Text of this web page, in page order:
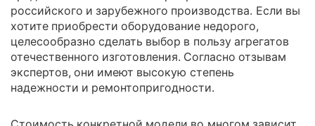
российского и зарубежного производства. Если вы
хотите приобрести оборудование недорого,
целесообразно сделать выбор в пользу агрегатов
отечественного изготовления. Согласно отзывам
экспертов, они имеют высокую степень
надежности и ремонтопригодности.